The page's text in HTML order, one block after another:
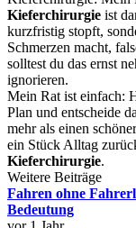
Kieferchirurgie ist
kurzfristig stopft,
Schmerzen macht,
solltest du das ernst
ignorieren.
Mein Rat ist einfach:
Plan und entscheide
mehr als einen
ein Stück Alltag
Kieferchirurgie.
Weitere Beiträge
Fahren ohne
Bedeutung